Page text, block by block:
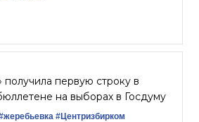
получила первую строку в
на выборах в Госдуму
#Центризбирком